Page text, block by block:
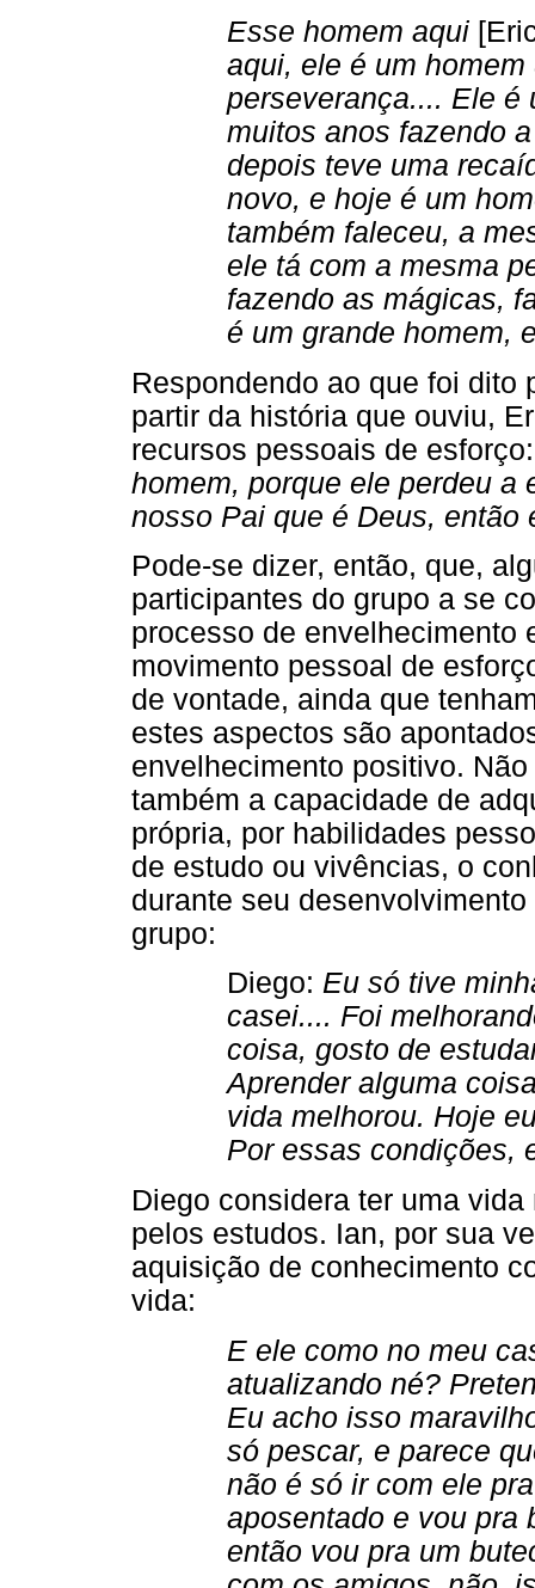
Esse homem aqui
aqui, ele é um
perseverança.... Ele é
muitos anos fazendo
depois teve uma
novo, e hoje é um
também faleceu, a
ele tá com a mesma
fazendo as mágicas,
é um grande homem,
Respondendo ao que foi dito
partir da história que ouviu,
recursos pessoais de
homem, porque ele perdeu a
nosso Pai que é Deus, então
Pode-se dizer, então, que,
participantes do grupo a se
processo de envelhecimento
movimento pessoal de
de vontade, ainda que
estes aspectos são
envelhecimento positivo.
também a capacidade de
própria, por habilidades
de estudo ou vivências, o
durante seu
grupo:
Diego: Eu só tive
casei.... Foi
coisa, gosto de
Aprender alguma
vida melhorou. Hoje
Por essas condições,
Diego considera ter uma
pelos estudos. Ian, por sua
aquisição de conhecimento
vida:
E ele como no meu
atualizando né?
Eu acho isso
só pescar, e parece
não é só ir com ele
aposentado e vou pra
então vou pra um